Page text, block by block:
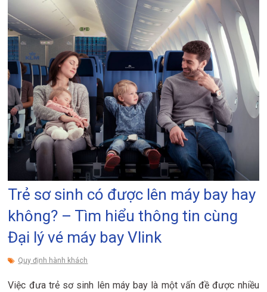
tâm
Trẻ sơ sinh có được lên máy bay hay
không? – Tìm hiểu thông tin cùng
Đại lý vé máy bay Vlink
Quy định hành khách
Việc đưa trẻ sơ sinh lên máy bay là một vấn đề được nhiều